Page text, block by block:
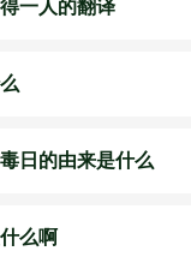
一人的翻译
日的由来是什么
么啊